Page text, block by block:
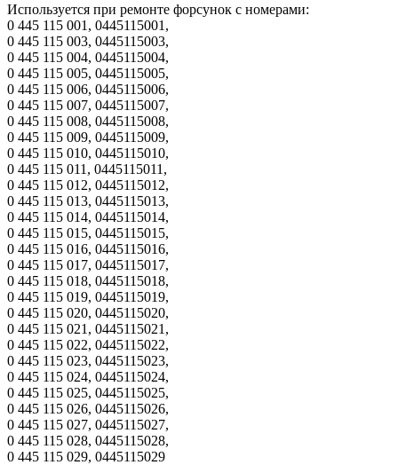
Используется при ремонте форсунок с номерами:
0 445 115 001, 0445115001,
0 445 115 003, 0445115003,
0 445 115 004, 0445115004,
0 445 115 005, 0445115005,
0 445 115 006, 0445115006,
0 445 115 007, 0445115007,
0 445 115 008, 0445115008,
0 445 115 009, 0445115009,
0 445 115 010, 0445115010,
0 445 115 011, 0445115011,
0 445 115 012, 0445115012,
0 445 115 013, 0445115013,
0 445 115 014, 0445115014,
0 445 115 015, 0445115015,
0 445 115 016, 0445115016,
0 445 115 017, 0445115017,
0 445 115 018, 0445115018,
0 445 115 019, 0445115019,
0 445 115 020, 0445115020,
0 445 115 021, 0445115021,
0 445 115 022, 0445115022,
0 445 115 023, 0445115023,
0 445 115 024, 0445115024,
0 445 115 025, 0445115025,
0 445 115 026, 0445115026,
0 445 115 027, 0445115027,
0 445 115 028, 0445115028,
0 445 115 029, 0445115029